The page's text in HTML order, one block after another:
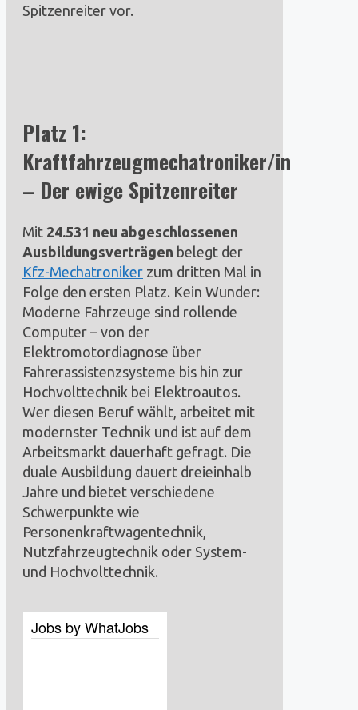
Spitzenreiter vor.
Platz 1:
Kraftfahrzeugmechatroniker/in
– Der ewige Spitzenreiter
Mit 24.531 neu abgeschlossenen
Ausbildungsverträgen belegt der
Kfz-Mechatroniker zum dritten Mal in
Folge den ersten Platz. Kein Wunder:
Moderne Fahrzeuge sind rollende
Computer – von der
Elektromotordiagnose über
Fahrerassistenzsysteme bis hin zur
Hochvolttechnik bei Elektroautos.
Wer diesen Beruf wählt, arbeitet mit
modernster Technik und ist auf dem
Arbeitsmarkt dauerhaft gefragt. Die
duale Ausbildung dauert dreieinhalb
Jahre und bietet verschiedene
Schwerpunkte wie
Personenkraftwagentechnik,
Nutzfahrzeugtechnik oder System-
und Hochvolttechnik.
Jobs by WhatJobs